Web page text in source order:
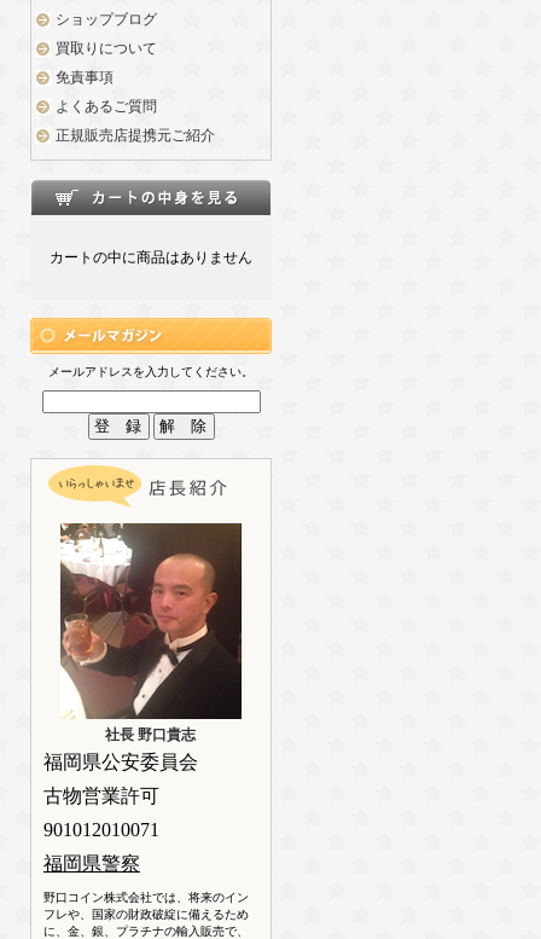
ショップブログ
買取りについて
免責事項
よくあるご質問
正規販売店提携元ご紹介
カートの中に商品はありません
メールアドレスを入力してください。
社長 野口貴志
福岡県公安委員会
古物営業許可
901012010071
福岡県警察
野口コイン株式会社では、将来のイン
フレや、国家の財政破綻に備えるため
に、金、銀、プラチナの輸入販売で、